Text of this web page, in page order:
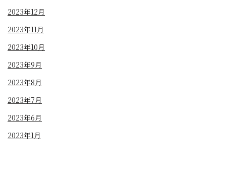
2023年12月
2023年11月
2023年10月
2023年9月
2023年8月
2023年7月
2023年6月
2023年1月